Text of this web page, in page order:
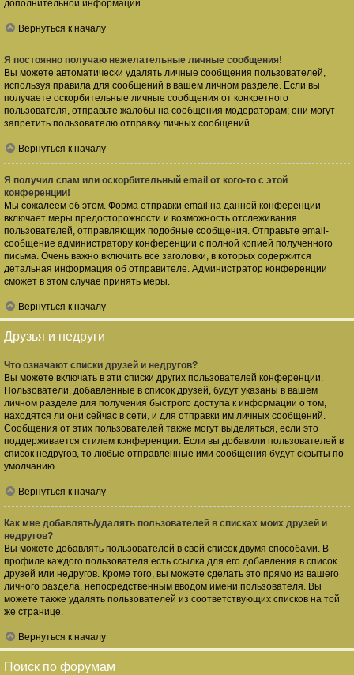
дополнительной информации.
Вернуться к началу
Я постоянно получаю нежелательные личные сообщения!
Вы можете автоматически удалять личные сообщения пользователей,
используя правила для сообщений в вашем личном разделе. Если вы
получаете оскорбительные личные сообщения от конкретного
пользователя, отправьте жалобы на сообщения модераторам; они могут
запретить пользователю отправку личных сообщений.
Вернуться к началу
Я получил спам или оскорбительный email от кого-то с этой
конференции!
Мы сожалеем об этом. Форма отправки email на данной конференции
включает меры предосторожности и возможность отслеживания
пользователей, отправляющих подобные сообщения. Отправьте email-
сообщение администратору конференции с полной копией полученного
письма. Очень важно включить все заголовки, в которых содержится
детальная информация об отправителе. Администратор конференции
сможет в этом случае принять меры.
Вернуться к началу
Друзья и недруги
Что означают списки друзей и недругов?
Вы можете включать в эти списки других пользователей конференции.
Пользователи, добавленные в список друзей, будут указаны в вашем
личном разделе для получения быстрого доступа к информации о том,
находятся ли они сейчас в сети, и для отправки им личных сообщений.
Сообщения от этих пользователей также могут выделяться, если это
поддерживается стилем конференции. Если вы добавили пользователей в
список недругов, то любые отправленные ими сообщения будут скрыты по
умолчанию.
Вернуться к началу
Как мне добавлять/удалять пользователей в списках моих друзей и
недругов?
Вы можете добавлять пользователей в свой список двумя способами. В
профиле каждого пользователя есть ссылка для его добавления в список
друзей или недругов. Кроме того, вы можете сделать это прямо из вашего
личного раздела, непосредственным вводом имени пользователя. Вы
можете также удалять пользователей из соответствующих списков на той
же странице.
Вернуться к началу
Поиск по форумам